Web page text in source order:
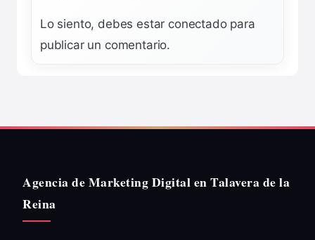
Lo siento, debes estar conectadopara
publicar un comentario.
Agencia de Marketing Digital en Talavera de la
Reina